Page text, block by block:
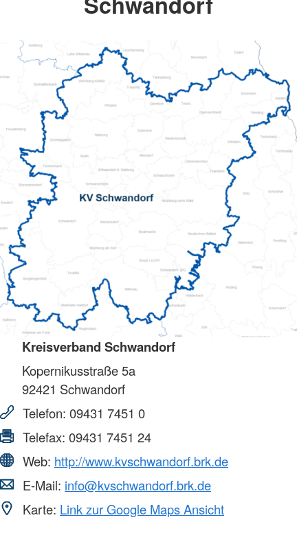
Kreisverband Schwandorf
Kopernikusstraße 5a
92421 Schwandorf
Telefon: 09431 7451 0
Telefax: 09431 7451 24
Web: http://www.kvschwandorf.brk.de
E-Mail: info@kvschwandorf.brk.de
Karte: Link zur Google Maps Ansicht